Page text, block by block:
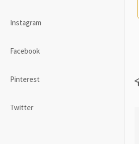
Instagram
Facebook
Pinterest
Twitter